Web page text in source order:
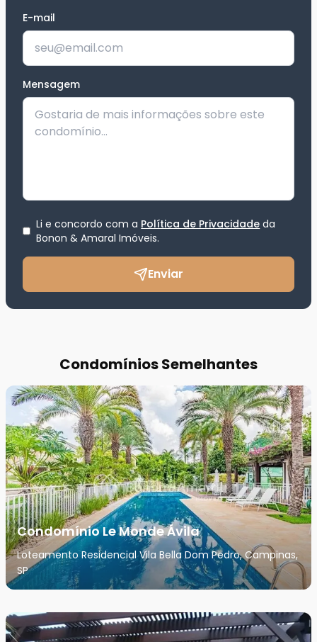
E-mail
Mensagem
Li e concordo com a Política de Privacidade da
Bonon & Amaral Imóveis.
Enviar
Condomínios Semelhantes
Condomínio Le Monde Ávila
Loteamento Residencial Vila Bella Dom Pedro, Campinas,
SP